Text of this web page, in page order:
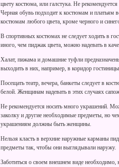
цвету костюма, или галстука. Не
Черная обувь подходит к костюмам и платьям
костюмам любого цвета, кроме черного и
В спортивных костюмах не следует ходить в
иного, чем пиджак цвета, можно надевать в
Халат, пижама и домашние туфли
выходить в них, например, в коридор
Посещать театр, вечера, банкеты следует в
белой. Женщинам надевать в этих случаях
Не рекомендуется носить много украшений.
заколку и другие необходимые предметы, но
украшениям должны быть женщины.
Нельзя класть в верхние наружные карманы
предметы так, чтобы они выглядывали наружу.
Заботиться о своем внешнем виде